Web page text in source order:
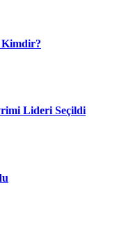
Kimdir?
Lideri Seçildi